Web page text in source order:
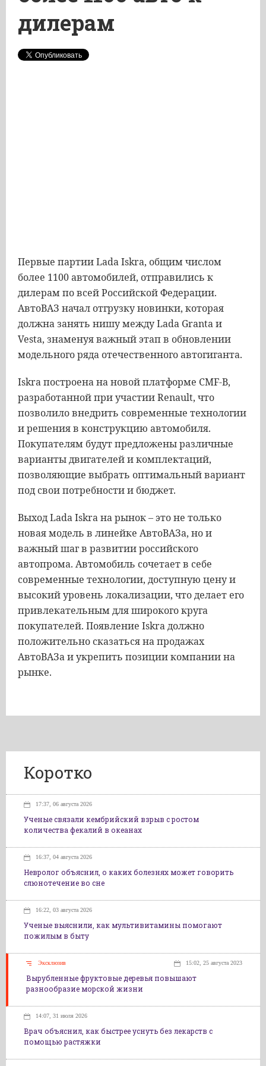
дилерам
Первые партии Lada Iskra, общим числом
более 1100 автомобилей, отправились к
дилерам по всей Российской Федерации.
АвтоВАЗ начал отгрузку новинки, которая
должна занять нишу между Lada Granta и
Vesta, знаменуя важный этап в обновлении
модельного ряда отечественного автогиганта.
Iskra построена на новой платформе CMF-B,
разработанной при участии Renault, что
позволило внедрить современные технологии
и решения в конструкцию автомобиля.
Покупателям будут предложены различные
варианты двигателей и комплектаций,
позволяющие выбрать оптимальный вариант
под свои потребности и бюджет.
Выход Lada Iskra на рынок – это не только
новая модель в линейке АвтоВАЗа, но и
важный шаг в развитии российского
автопрома. Автомобиль сочетает в себе
современные технологии, доступную цену и
высокий уровень локализации, что делает его
привлекательным для широкого круга
покупателей. Появление Iskra должно
положительно сказаться на продажах
АвтоВАЗа и укрепить позиции компании на
рынке.
Коротко
17:37, 06 августа 2026
Ученые связали кембрийский взрыв с ростом
количества фекалий в океанах
16:37, 04 августа 2026
Невролог объяснил, о каких болезнях может говорить
слюнотечение во сне
16:22, 03 августа 2026
Ученые выяснили, как мультивитамины помогают
пожилым в быту
Эксклюзив 15:02, 25 августа 2023
Вырубленные фруктовые деревья повышают
разнообразие морской жизни
14:07, 31 июля 2026
Врач объяснил, как быстрее уснуть без лекарств с
помощью растяжки